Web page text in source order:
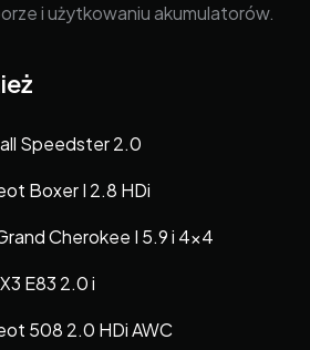
i użytkowaniu akumulatorów.
Speedster 2.0
Boxer I 2.8 HDi
Cherokee I 5.9 i 4×4
E83 2.0 i
508 2.0 HDi AWC